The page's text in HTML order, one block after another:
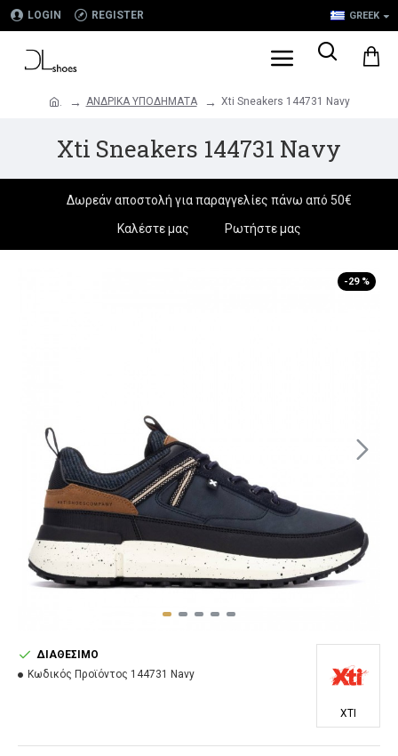
LOGIN REGISTER GREEK
. ΑΝΔΡΙΚΑ ΥΠΟΔΗΜΑΤΑ Xti Sneakers 144731 Navy
Xti Sneakers 144731 Navy
Δωρεάν αποστολή για παραγγελίες πάνω από 50€
Καλέστε μας
Ρωτήστε μας
-29 %
ΔΙΑΘΈΣΙΜΟ
Κωδικός Προϊόντος 144731 Navy
XTI